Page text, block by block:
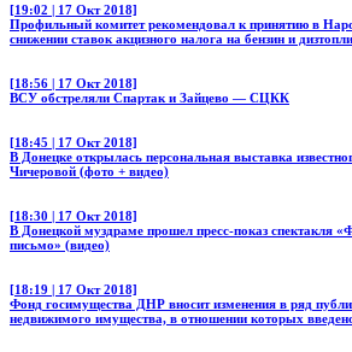
[19:02 | 17 Окт 2018]
Профильный комитет рекомендовал к принятию в
снижении ставок акцизного налога на бензин и
[18:56 | 17 Окт 2018]
ВСУ обстреляли Спартак и Зайцево — СЦКК
[18:45 | 17 Окт 2018]
В Донецке открылась персональная выставка
Чичеровой (фото + видео)
[18:30 | 17 Окт 2018]
В Донецкой муздраме прошел пресс-показ спектакля
письмо» (видео)
[18:19 | 17 Окт 2018]
Фонд госимущества ДНР вносит изменения в ряд
недвижимого имущества, в отношении которых